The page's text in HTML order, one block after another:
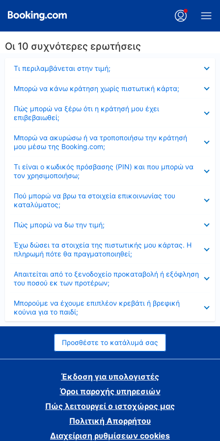
Οι 10 συχνότερες ερωτήσεις
Τι περιλαμβάνεται στην τιμή;
Μπορώ να κάνω κράτηση χωρίς πιστωτική κάρτα;
Πώς μπορώ να ξέρω ότι η κράτησή μου έχει
επιβεβαιωθεί;
Μπορώ να ακυρώσω ή να τροποποιήσω την κράτησή
μου μέσω της Booking.com;
Τι είναι ο κωδικός πρόσβασης (PIN) και που μπορώ να
τον χρησιμοποιήσω;
Πού μπορώ να βρω τα στοιχεία επικοινωνίας του
καταλύματος;
Πώς μπορώ να δω την τιμή;
Έχω δώσει τα στοιχεία της πιστωτικής μου κάρτας. Η
πληρωμή πότε θα πραγματοποιηθεί;
Απαιτείται από το ξενοδοχείο προκαταβολή ή εξόφληση
του ποσού εκ των προτέρων;
Μπορούμε να έχουμε επιπλέον κρεβάτι ή βρεφική
κούνια για το παιδί;
Προσθέστε το κατάλυμά σας
Έκδοση για υπολογιστές
Όροι παροχής υπηρεσιών
Πώς λειτουργεί ο ιστοχώρος μας
Πολιτική Απορρήτου
Διαχείριση ρυθμίσεων cookies